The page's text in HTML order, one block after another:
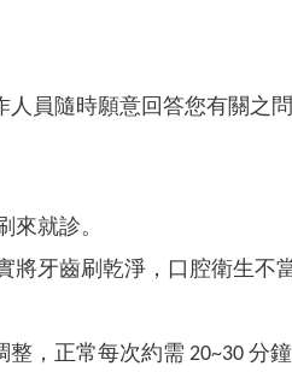
員隨時願意回答您有關之
就診。
牙齒刷乾淨，口腔衛生不
，正常每次約需 20~30 分